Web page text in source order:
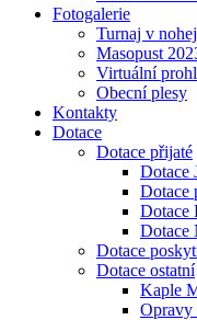
Fotogalerie
Turnaj v
Masopust
Virtuální
Obecní plesy
Kontakty
Dotace
Dotace přijaté
Dotace
Dotace
Dotace
Dotace
Dotace
Dotace ostatní
Kaple
Opravy